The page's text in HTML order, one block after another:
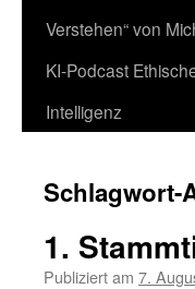
Verstehen“ von
KI-Podcast
Intelligenz
Schlagwort-
1.
Publiziert am 7.